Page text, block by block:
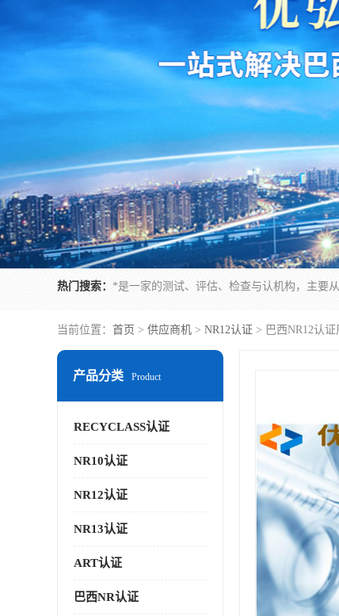
热门搜索：
当前位置： 首页 > 供应商机 > NR12认证 > 巴西NR12认
产品分类 Product
RECYCLASS认证
NR10认证
NR12认证
NR13认证
ART认证
巴西NR认证